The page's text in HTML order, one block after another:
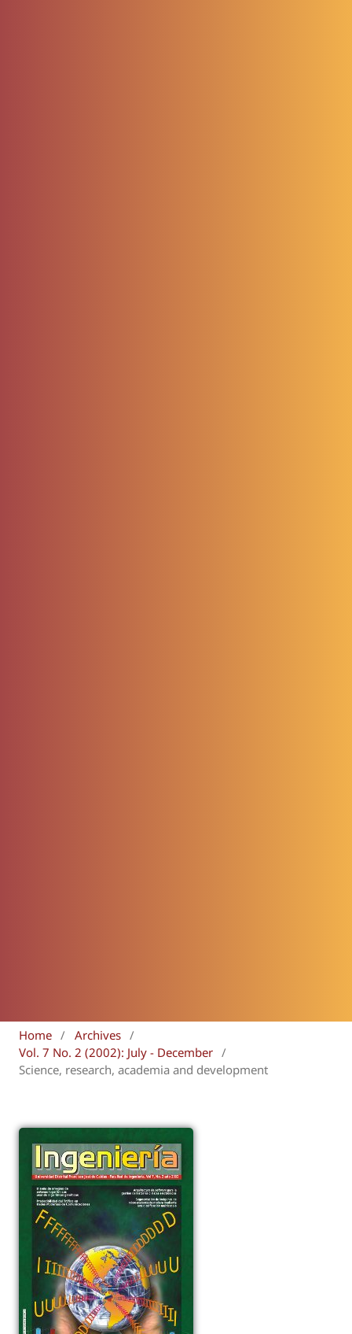
Home / Archives /
Vol. 7 No. 2 (2002): July - December /
Science, research, academia and development